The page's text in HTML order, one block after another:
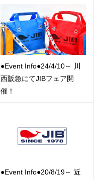
●Event Info●24/4/10～ 川
西阪急にてJIBフェア開
催！
●Event Info●20/8/19～ 近